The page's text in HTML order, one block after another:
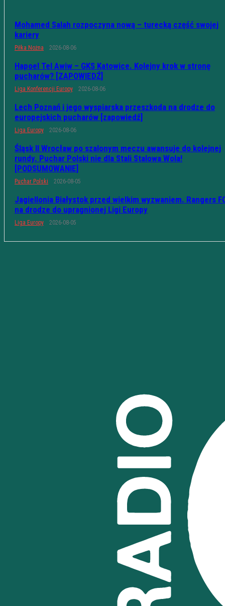
Mohamed Salah rozpoczyna nową – turecką część swojej
kariery
Piłka Nożna 2026-08-06
Hapoel Tel Awiw – GKS Katowice. Kolejny krok w stronę
pucharów? [ZAPOWIEDŹ]
Liga Konferencji Europy 2026-08-06
Lech Poznań i jego wyspiarska przeszkoda na drodze do
europejskich pucharów [zapowiedź]
Liga Europy 2026-08-06
Śląsk II Wrocław po szalonym meczu awansuje do kolejnej
rundy. Puchar Polski nie dla Stali Stalowa Wola!
[PODSUMOWANIE]
Puchar Polski 2026-08-05
Jagiellonia Białystok przed wielkim wyzwaniem. Rangers
na drodze do upragnionej Ligi Europy
Liga Europy 2026-08-05